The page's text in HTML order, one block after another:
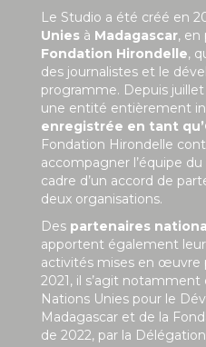
Le Studio a été créé en
Unies à Madagascar, en
Fondation Hirondelle,
des journalistes et le
programme. Depuis
une entité entièrement
enregistrée en tant
Fondation Hirondelle
accompagner l’équipe
cadre d’un accord de
deux organisations.
Des partenaires
apportent également
activités mises en œuvre
2021, il s’agit
Nations Unies pour le
Madagascar et de la
de 2022, par la